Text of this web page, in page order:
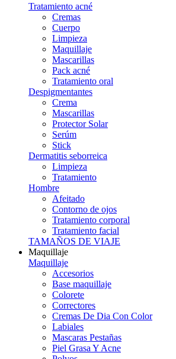
Tratamiento acné
Cremas
Cuerpo
Limpieza
Maquillaje
Mascarillas
Pack acné
Tratamiento oral
Despigmentantes
Crema
Mascarillas
Protector Solar
Serúm
Stick
Dermatitis seborreica
Limpieza
Tratamiento
Hombre
Afeitado
Contorno de ojos
Tratamiento corporal
Tratamiento facial
TAMAÑOS DE VIAJE
Maquillaje
Maquillaje
Accesorios
Base maquillaje
Colorete
Correctores
Cremas De Dia Con Color
Labiales
Mascaras Pestañas
Piel Grasa Y Acne